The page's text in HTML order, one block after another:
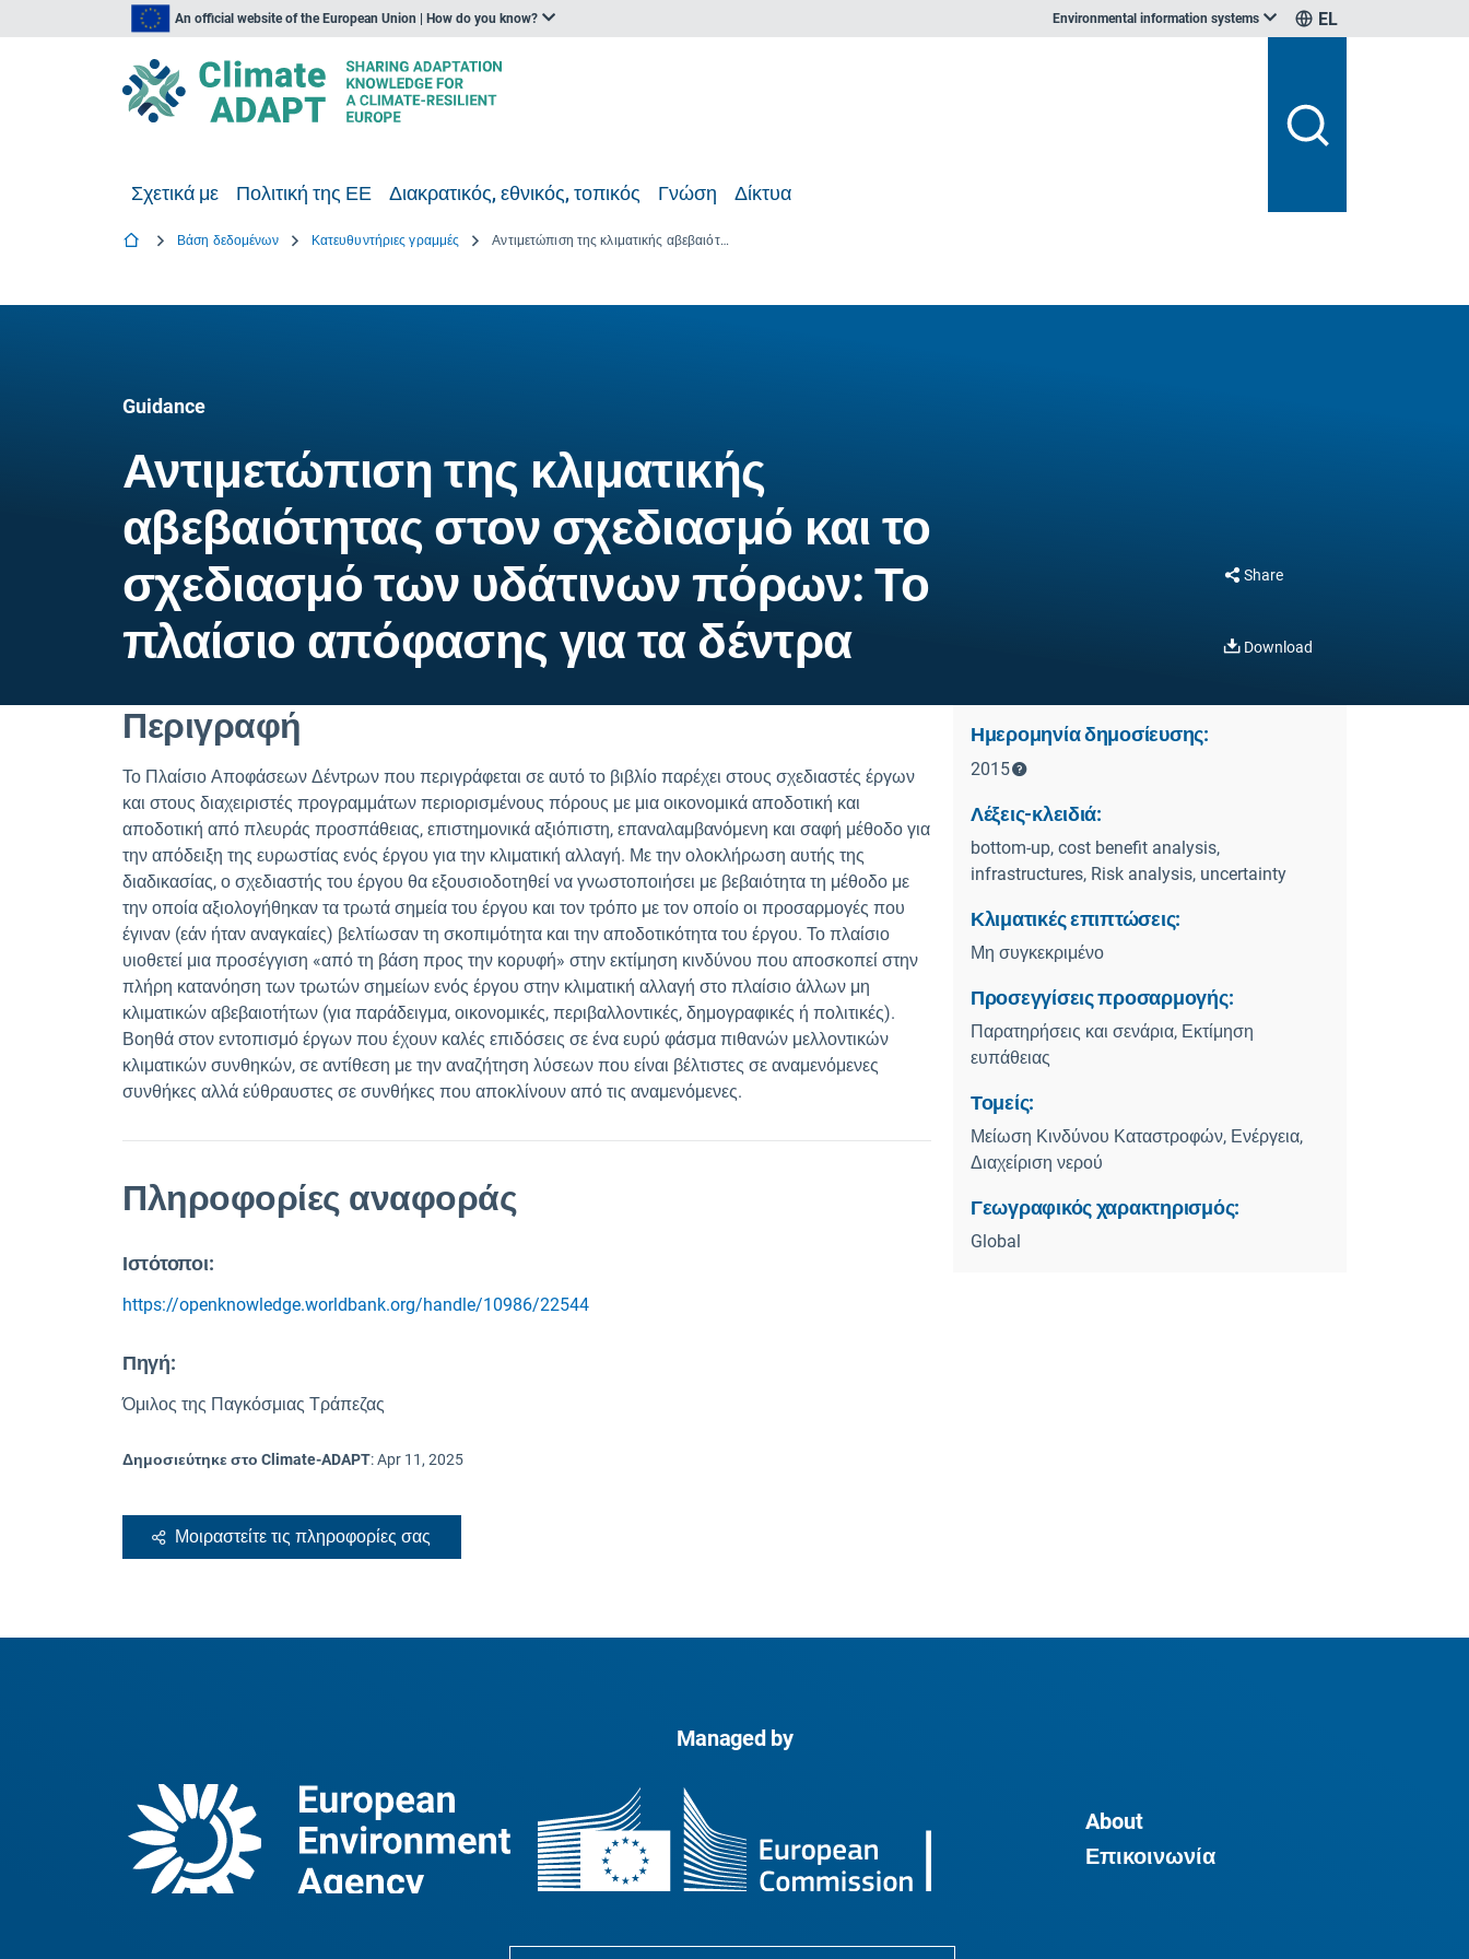
An official website of the European Union | How do you know? Environmental information systems EL
Σχετικά με Πολιτική της ΕΕ Διακρατικός, εθνικός, τοπικός Γνώση Δίκτυα
Βάση δεδομένων Κατευθυντήριες γραμμές Αντιμετώπιση της κλιματικής αβεβαιότητας στον σχεδιασμό και το σχεδιασμό των υδάτινων πόρων: Το πλαίσιο απόφασης για τα δέντρα
Guidance
Αντιμετώπιση της κλιματικής
αβεβαιότητας στον σχεδιασμό και το
σχεδιασμό των υδάτινων πόρων: Το
πλαίσιο απόφασης για τα δέντρα
Share
Download
Περιγραφή
Το Πλαίσιο Αποφάσεων Δέντρων που περιγράφεται σε αυτό το βιβλίο παρέχει στους σχεδιαστές έργων
και στους διαχειριστές προγραμμάτων περιορισμένους πόρους με μια οικονομικά αποδοτική και
αποδοτική από πλευράς προσπάθειας, επιστημονικά αξιόπιστη, επαναλαμβανόμενη και σαφή μέθοδο για
την απόδειξη της ευρωστίας ενός έργου για την κλιματική αλλαγή. Με την ολοκλήρωση αυτής της
διαδικασίας, ο σχεδιαστής του έργου θα εξουσιοδοτηθεί να γνωστοποιήσει με βεβαιότητα τη μέθοδο με
την οποία αξιολογήθηκαν τα τρωτά σημεία του έργου και τον τρόπο με τον οποίο οι προσαρμογές που
έγιναν (εάν ήταν αναγκαίες) βελτίωσαν τη σκοπιμότητα και την αποδοτικότητα του έργου. Το πλαίσιο
υιοθετεί μια προσέγγιση «από τη βάση προς την κορυφή» στην εκτίμηση κινδύνου που αποσκοπεί στην
πλήρη κατανόηση των τρωτών σημείων ενός έργου στην κλιματική αλλαγή στο πλαίσιο άλλων μη
κλιματικών αβεβαιοτήτων (για παράδειγμα, οικονομικές, περιβαλλοντικές, δημογραφικές ή πολιτικές).
Βοηθά στον εντοπισμό έργων που έχουν καλές επιδόσεις σε ένα ευρύ φάσμα πιθανών μελλοντικών
κλιματικών συνθηκών, σε αντίθεση με την αναζήτηση λύσεων που είναι βέλτιστες σε αναμενόμενες
συνθήκες αλλά εύθραυστες σε συνθήκες που αποκλίνουν από τις αναμενόμενες.
Πληροφορίες αναφοράς
Ιστότοποι:
https://openknowledge.worldbank.org/handle/10986/22544
Πηγή:
Όμιλος της Παγκόσμιας Τράπεζας
Δημοσιεύτηκε στο Climate-ADAPT:Apr 11, 2025
Μοιραστείτε τις πληροφορίες σας
Ημερομηνία δημοσίευσης:
2015
Λέξεις-κλειδιά:
bottom-up, cost benefit analysis,
infrastructures, Risk analysis, uncertainty
Κλιματικές επιπτώσεις:
Μη συγκεκριμένο
Προσεγγίσεις προσαρμογής:
Παρατηρήσεις και σενάρια, Εκτίμηση
ευπάθειας
Τομείς:
Μείωση Κινδύνου Καταστροφών, Ενέργεια,
Διαχείριση νερού
Γεωγραφικός χαρακτηρισμός:
Global
Managed by
About
Επικοινωνία